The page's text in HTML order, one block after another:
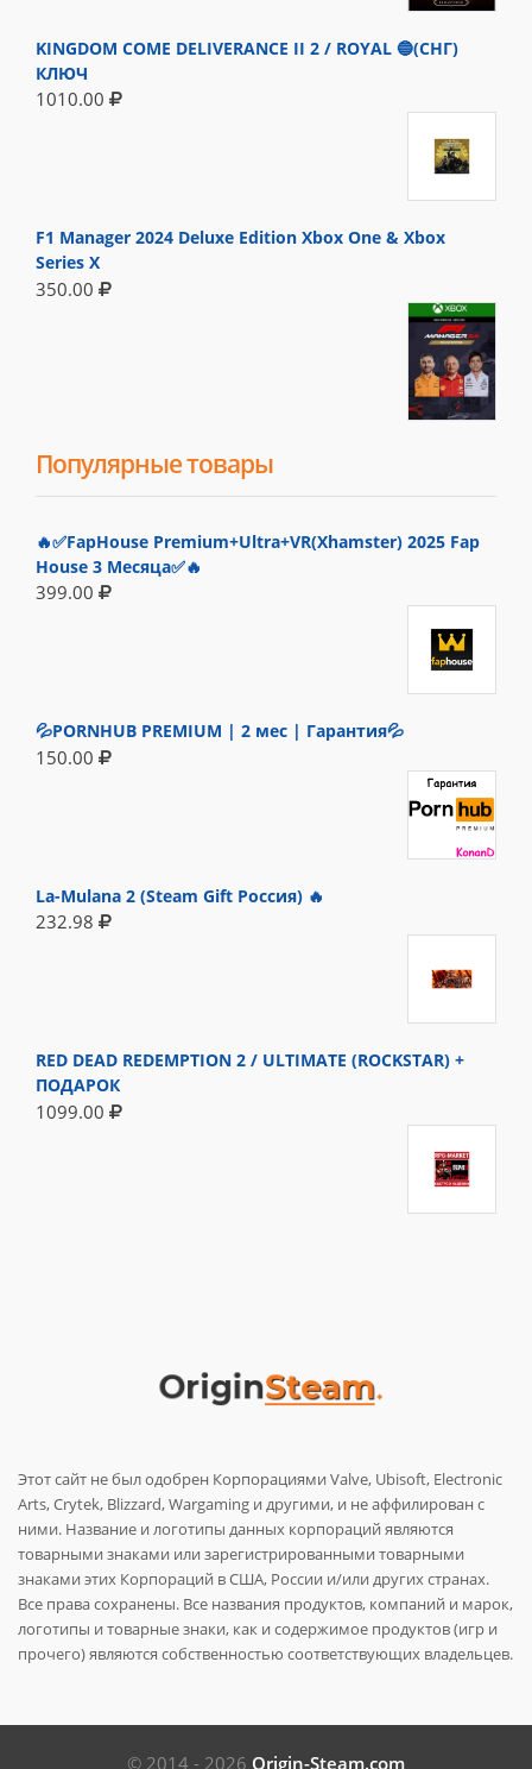
KINGDOM COME DELIVERANCE II 2 / ROYAL 🔵(СНГ)
КЛЮЧ
1010.00
F1 Manager 2024 Deluxe Edition Xbox One & Xbox
Series X
350.00
Популярные товары
🔥✅FapHouse Premium+Ultra+VR(Xhamster) 2025 Fap
House 3 Месяца✅🔥
399.00
💦PORNHUB PREMIUM | 2 мес | Гарантия💦
150.00
La-Mulana 2 (Steam Gift Россия) 🔥
232.98
RED DEAD REDEMPTION 2 / ULTIMATE (ROCKSTAR) +
ПОДАРОК
1099.00
Этот сайт не был одобрен Корпорациями Valve, Ubisoft, Electronic
Arts, Crytek, Blizzard, Wargaming и другими, и не аффилирован с
ними. Название и логотипы данных корпораций являются
товарными знаками или зарегистрированными товарными
знаками этих Корпораций в США, России и/или других странах.
Все права сохранены. Все названия продуктов, компаний и марок,
логотипы и товарные знаки, как и содержимое продуктов (игр и
прочего) являются собственностью соответствующих владельцев.
© 2014 - 2026 Origin-Steam.com